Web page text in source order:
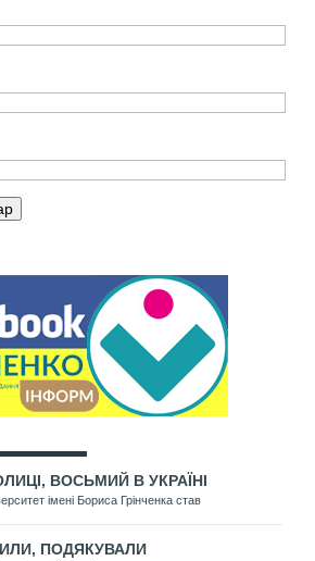
ВОСЬМИЙ В УКРАЇНІ
імені Бориса Грінченка став
ПОДЯКУВАЛИ